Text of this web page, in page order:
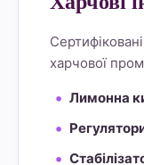
харчової
Лимонна